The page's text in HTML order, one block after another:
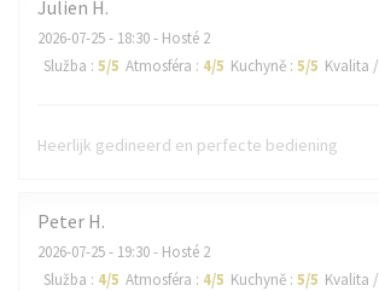
Julien H
2026-07-25- 18:30 - Hosté 2
Služba : 5/5 Atmosféra : 4/5 Kuchyně : 5/5 Kvalita
Heerlijk gedineerd en perfecte bediening
Peter H
2026-07-25- 19:30 - Hosté 2
Služba : 4/5 Atmosféra : 4/5 Kuchyně : 5/5 Kvalita